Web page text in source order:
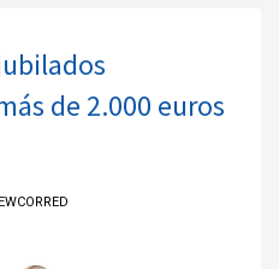
de 2.000 euros